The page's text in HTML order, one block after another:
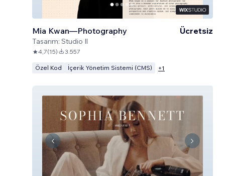
Mia Kwan—Photography
Tasarım: Studio Il
Ücretsiz
4,7(15) 3.557
Özel Kod İçerik Yönetim Sistemi (CMS) +1